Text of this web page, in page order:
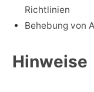
Richtlinien
Behebung von
Hinweise